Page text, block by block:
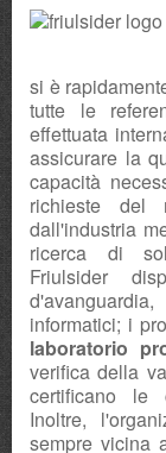
Dove siamo
si è
tutte le
effettuata
assicurare la
capacità
richieste del
dall'industria
ricerca di
Friulsider
informatici; i
laboratorio
verifica della
certificano le
Inoltre,
sempre vicina